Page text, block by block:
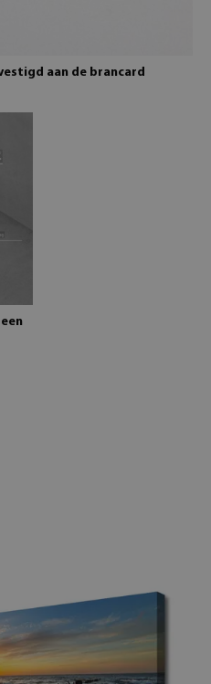
aan de brancard